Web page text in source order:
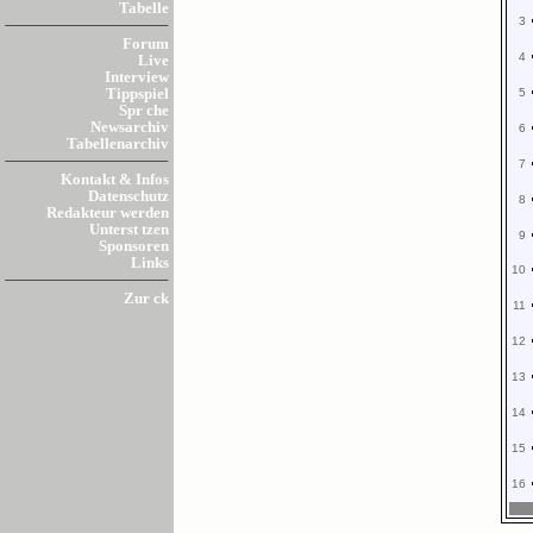
Tabelle
Forum
Live
Interview
Tippspiel
Spr che
Newsarchiv
Tabellenarchiv
Kontakt & Infos
Datenschutz
Redakteur werden
Unterst tzen
Sponsoren
Links
Zur ck
3
4
5
6
7
8
9
10
11
12
13
14
15
16